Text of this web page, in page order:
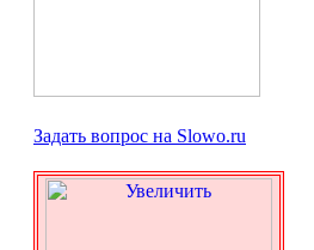
Задать вопрос на Slowo.ru